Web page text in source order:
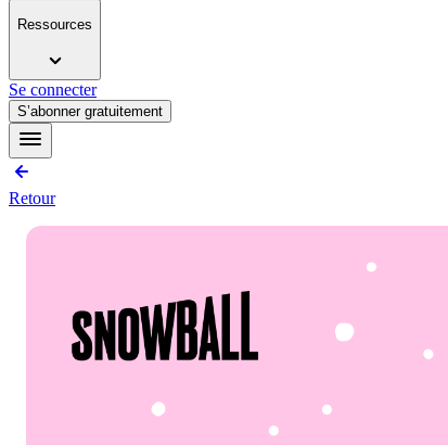
Ressources
Se connecter
S’abonner gratuitement
Retour